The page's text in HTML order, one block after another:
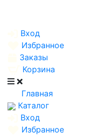
Вход
Избранное
Заказы
Корзина
Главная
Каталог
Вход
Избранное